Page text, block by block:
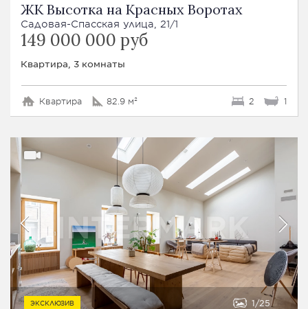
ЖК Высотка на Красных Воротах
Садовая-Спасская улица, 21/1
149 000 000 руб
Квартира, 3 комнаты
Квартира 82.9 м² 2 1
ЭКСКЛЮЗИВ 1 25